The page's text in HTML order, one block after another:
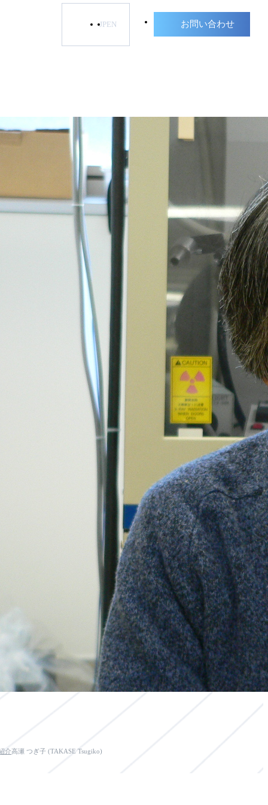
JPEN お問い合わせ
介高瀬 つぎ子 (TAKASE Tsugiko)